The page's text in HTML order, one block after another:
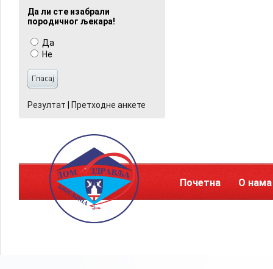
Да ли сте изабрали
породичног љекара!
Да
Не
Резултат Претходне анкете
Почетна О нама